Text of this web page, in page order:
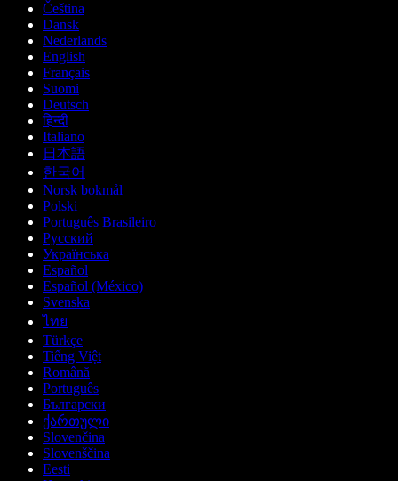
Čeština
Dansk
Nederlands
English
Français
Suomi
Deutsch
हिन्दी
Italiano
日本語
한국어
Norsk bokmål
Polski
Português Brasileiro
Русский
Українська
Español
Español (México)
Svenska
ไทย
Türkçe
Tiếng Việt
Română
Português
Български
ქართული
Slovenčina
Slovenščina
Eesti